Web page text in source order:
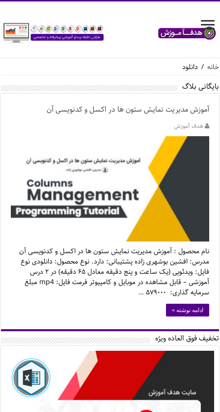
خانه / دانلود
بایگانی بلاگ
آموزش مدیریت نمایش ستون ها در اکسل و کدنویسی آن
هدف آموزش
نام محصول : آموزش مدیریت نمایش ستون ها در اکسل و کدنویسی آن
مدرس: افشین بوشهری زاده پشتیبانی: دارد. نوع محصول: دانلودی نوع
فایل: ویدئویی (یک ساعت و پنج دقیقه معادل ۶۵ دقیقه) در ۲ درس
آموزشی – قابل مشاهده در موبایل و کامپیوتر فرمت فایل: mp4 مبلغ
سرمایه گذاری: ۵۷۹۰۰۰ …
ادامه نوشته »
تخفیف فوق العاده ویژه